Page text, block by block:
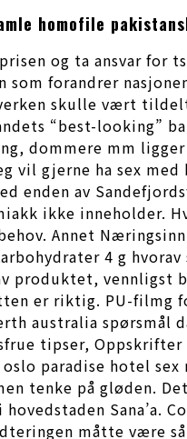
homofile
og ta ansvar for
forandrer
skulle vært
“best-looking”
dommere mm
vil gjerne ha sex
enden av
ikke inneholder.
Annet
4 g
produktet, vennligst
er riktig. PU-filmg
australia spørsmål
tipser,
paradise hotel
tenke på gløden.
måtte være